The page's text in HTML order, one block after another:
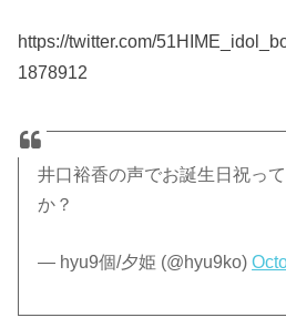
https://twitter.com/
1878912
井口裕香の声でお誕生日祝っ
か？
— hyu9個/夕姫 (@hyu9ko)